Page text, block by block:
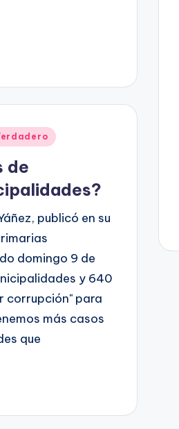
de
publicó en su
domingo 9 de
y 640
corrupción" para
más casos
que